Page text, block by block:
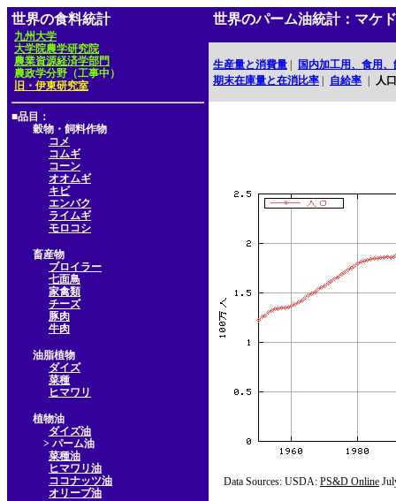
世界の食料統計
九州大学
大学院農学研究院
農業資源経済学部門
農政学分野（工事中）
旧・伊東研究室
■品目：
穀物・飼料作物
コメ
コムギ
コーン
オオムギ
キビ
エンバク
ライムギ
モロコシ
畜産物
ブロイラー
七面鳥
家禽類
チーズ
豚肉
牛肉
油脂植物
ダイズ
菜種
ヒマワリ
植物油
ダイズ油
> パーム油
菜種油
ヒマワリ油
ココナッツ油
オリーブ油
世界のパーム油統計：マケ
生産量と消費量
国内加工用、食用
期末在庫量と在消比率
自給率 人口
Data Sources: USDA: PS&D Online